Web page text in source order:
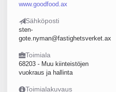
www.goodfood.ax
Sähköposti
sten-
gote.nyman@fastighetsverket.ax
Toimiala
68203 - Muu kiinteistöjen
vuokraus ja hallinta
Toimialakuvaus